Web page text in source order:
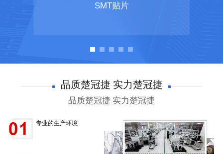
SMT贴片
品质楚冠捷 实力楚冠捷
品质楚冠捷 实力楚冠捷
专业的生产环境